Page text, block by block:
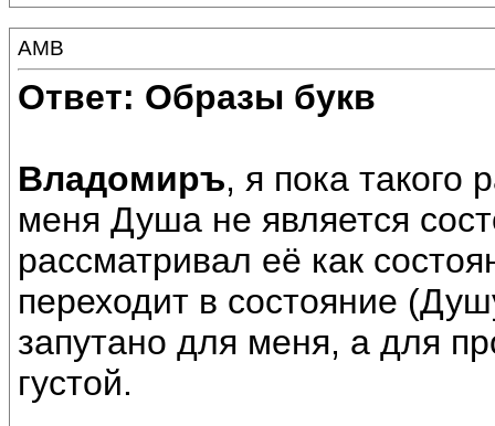
АМВ
Ответ: Образы букв
Владомиръ, я пока такого
меня Душа не является
рассматривал её как
переходит в состояние
запутано для меня, а для
густой.